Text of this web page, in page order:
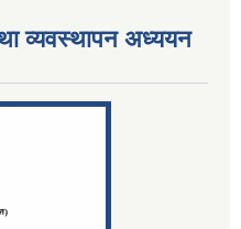
व्यवस्थापन अध्ययन